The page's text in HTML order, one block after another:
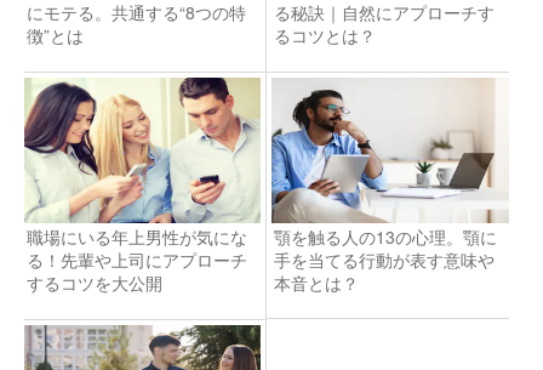
にモテる。共通する“8つの特
徴”とは
る秘訣｜自然にアプローチす
るコツとは？
職場にいる年上男性が気にな
る！先輩や上司にアプローチ
するコツを大公開
顎を触る人の13の心理。顎に
手を当てる行動が表す意味や
本音とは？